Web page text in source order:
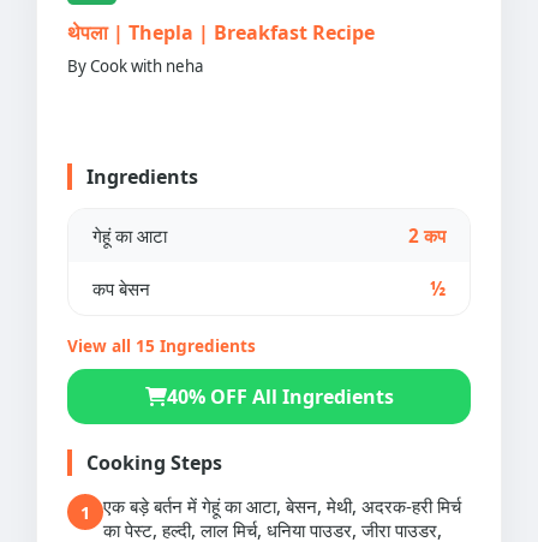
थेपला | Thepla | Breakfast Recipe
By Cook with neha
Ingredients
गेहूं का आटा 2 कप
कप बेसन ½
View all 15 Ingredients
40% OFF All Ingredients
Cooking Steps
1
एक बड़े बर्तन में गेहूं का आटा, बेसन, मेथी, अदरक-हरी मिर्च
का पेस्ट, हल्दी, लाल मिर्च, धनिया पाउडर, जीरा पाउडर,